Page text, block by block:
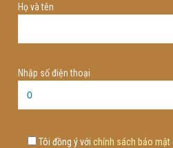
Họ và tên
Nhập số điện thoại
Tôi đồng ý với chính sách bảo mật